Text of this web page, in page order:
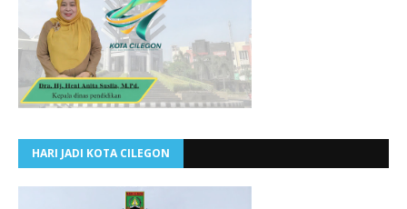
HARI JADI KOTA CILEGON